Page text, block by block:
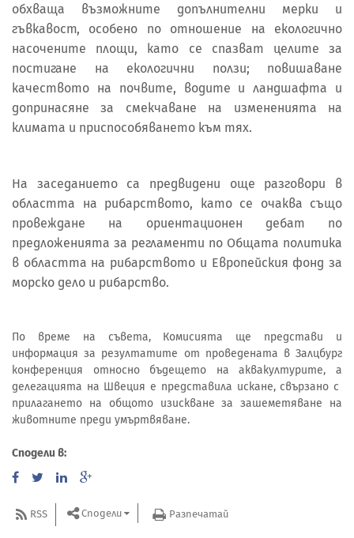
обхваща възможните допълнителни мерки и
гъвкавост, особено по отношение на екологично
насочените площи, като се спазват целите за
постигане на екологични ползи; повишаване
качеството на почвите, водите и ландшафта и
допринасяне за смекчаване на измененията на
климата и приспособяването към тях.
На заседанието са предвидени още разговори в
областта на рибарството, като се очаква също
провеждане на ориентационен дебат по
предложенията за регламенти по Общата политика
в областта на рибарството и Европейския фонд за
морско дело и рибарство.
По време на съвета, Комисията ще представи и
информация за резултатите от проведената в Залцбург
конференция относно бъдещето на аквакултурите, а
делегацията на Швеция е представила искане, свързано с
прилагането на общото изискване за зашеметяване на
животните преди умъртвяване.
Сподели в:
RSS Сподели Разпечатай